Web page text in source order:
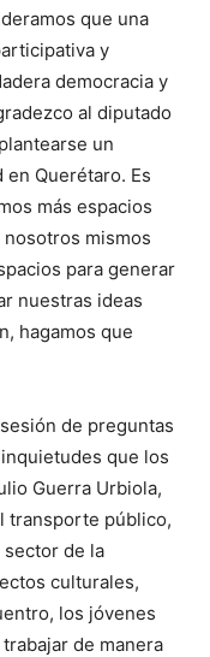
que una
y
democracia y
al diputado
un
Querétaro. Es
más espacios
mismos
para generar
nuestras ideas
hagamos que
de preguntas
que los
Guerra Urbiola,
transporte público,
sector de la
culturales,
los jóvenes
de manera